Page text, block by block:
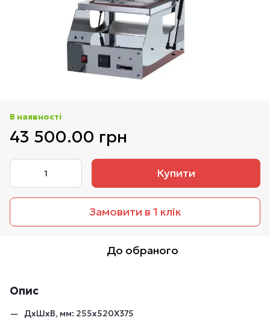
В наявності
43 500.00 грн
Купити
Замовити в 1 клік
До обраного
Опис
ДхШхВ, мм: 255x520Х375